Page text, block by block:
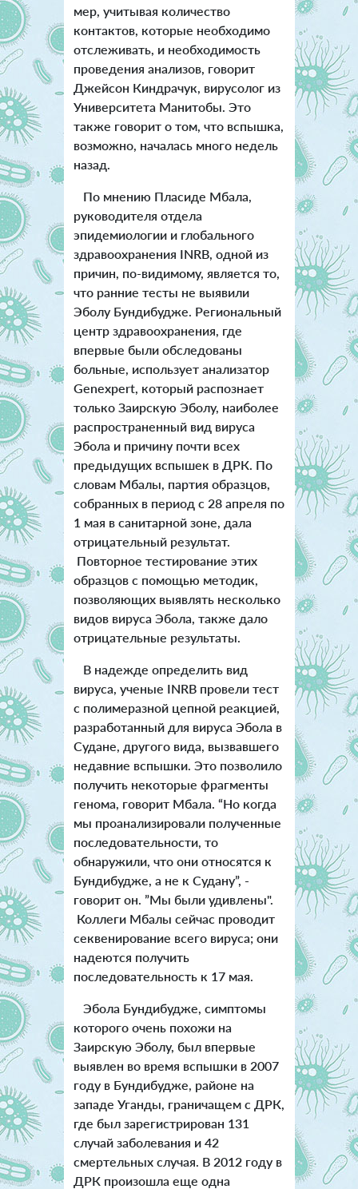
мер, учитывая количество
контактов, которые необходимо
отслеживать, и необходимость
проведения анализов, говорит
Джейсон Киндрачук, вирусолог из
Университета Манитобы. Это
также говорит о том, что вспышка,
возможно, началась много недель
назад.
По мнению Пласиде Мбала,
руководителя отдела
эпидемиологии и глобального
здравоохранения INRB, одной из
причин, по-видимому, является то,
что ранние тесты не выявили
Эболу Бундибудже. Региональный
центр здравоохранения, где
впервые были обследованы
больные, использует анализатор
Genexpert, который распознает
только Заирскую Эболу, наиболее
распространенный вид вируса
Эбола и причину почти всех
предыдущих вспышек в ДРК. По
словам Мбалы, партия образцов,
собранных в период с 28 апреля по
1 мая в санитарной зоне, дала
отрицательный результат.
Повторное тестирование этих
образцов с помощью методик,
позволяющих выявлять несколько
видов вируса Эбола, также дало
отрицательные результаты.
В надежде определить вид
вируса, ученые INRB провели тест
с полимеразной цепной реакцией,
разработанный для вируса Эбола в
Судане, другого вида, вызвавшего
недавние вспышки. Это позволило
получить некоторые фрагменты
генома, говорит Мбала. “Но когда
мы проанализировали полученные
последовательности, то
обнаружили, что они относятся к
Бундибудже, а не к Судану”, -
говорит он. ”Мы были удивлены".
Коллеги Мбалы сейчас проводит
секвенирование всего вируса; они
надеются получить
последовательность к 17 мая.
Эбола Бундибудже, симптомы
которого очень похожи на
Заирскую Эболу, был впервые
выявлен во время вспышки в 2007
году в Бундибудже, районе на
западе Уганды, граничащем с ДРК,
где был зарегистрирован 131
случай заболевания и 42
смертельных случая. В 2012 году в
ДРК произошла еще одна